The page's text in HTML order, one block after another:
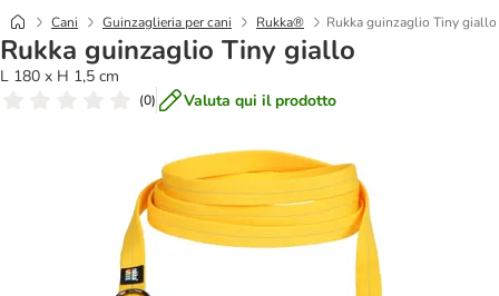
Cani Guinzaglieria per cani Rukka® Rukka guinzaglio Tiny giallo
Rukka guinzaglio Tiny giallo
L 180 x H 1,5 cm
(0) Valuta qui il prodotto